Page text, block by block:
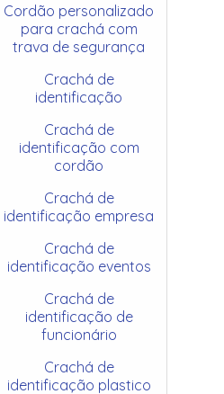
Cordão personalizado
para crachá com
trava de segurança
Crachá de
identificação
Crachá de
identificação com
cordão
Crachá de
identificação empresa
Crachá de
identificação eventos
Crachá de
identificação de
funcionário
Crachá de
identificação plastico